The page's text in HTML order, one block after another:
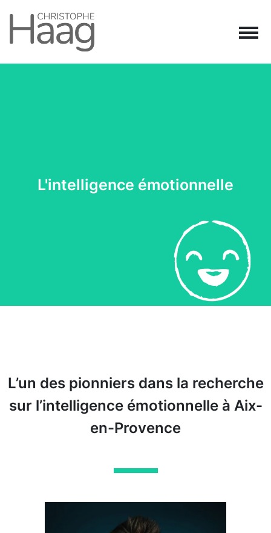
Navigation principale
L'intelligence émotionnelle
L’un des pionniers dans la recherche
sur l’intelligence émotionnelle à Aix-
en-Provence